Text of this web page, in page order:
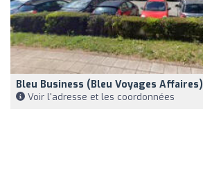
Bleu Business (Bleu Voyages Affaires)
Voir l'adresse et les coordonnées